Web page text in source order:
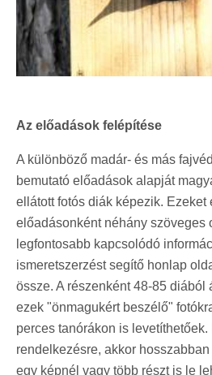
Az előadások felépítése
A különböző madár- és más
bemutató előadások alapját
ellátott fotós diák képezik. Ezeket
előadásonként néhány szöveges
legfontosabb kapcsolódó
ismeretszerzést segítő honlap
össze. A részenként 48-85 diából
ezek "önmagukért beszélő"
perces tanórákon is levetíthetőek.
rendelkezésre, akkor
egy képnél vagy több részt is le